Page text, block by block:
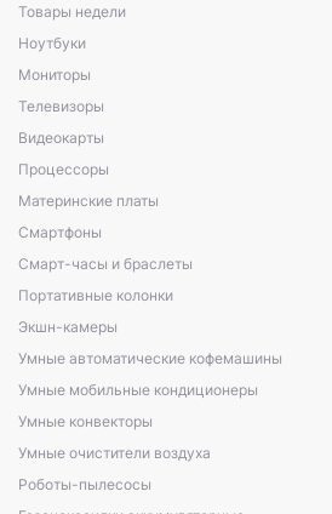
Товары недели
Ноутбуки
Мониторы
Телевизоры
Видеокарты
Процессоры
Материнские платы
Смартфоны
Смарт-часы и браслеты
Портативные колонки
Экшн-камеры
Умные автоматические кофемашины
Умные мобильные кондиционеры
Умные конвекторы
Умные очистители воздуха
Роботы-пылесосы